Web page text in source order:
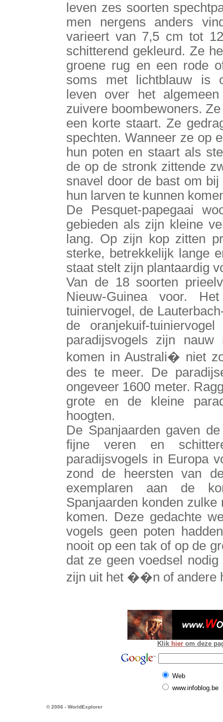
leven zes soorten
men nergens anders
varieert van 7,5 cm tot
schitterend gekleurd. Ze
groene rug en een rode
soms met lichtblauw is
leven over het
zuivere boombewoners.
een korte staart. Ze
spechten. Wanneer ze op
hun poten en staart als
de op de stronk zittende
snavel door de bast om
hun larven te kunnen
De Pesquet-papegaai
gebieden als zijn kleine
lang. Op zijn kop zitten
sterke, betrekkelijk lange
staat stelt zijn plantaardig
Van de 18 soorten
Nieuw-Guinea voor.
tuiniervogel, de
de oranjekuif-
paradijsvogels zijn
komen in Australi� niet
des te meer. De
ongeveer 1600 meter.
grote en de kleine
hoogten.
De Spanjaarden gaven
fijne veren en
paradijsvogels in Europa
zond de heersten van
exemplaren aan de
Spanjaarden konden
komen. Deze gedachte
vogels geen poten
nooit op een tak of op de
dat ze geen voedsel
zijn uit het ��n of andere
Klik hier om deze
Web
www.infoblog.be
© 2006 - WorldExplorer